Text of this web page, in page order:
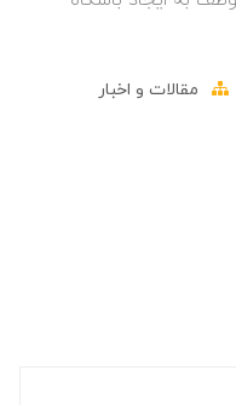
مقالات و اخبار